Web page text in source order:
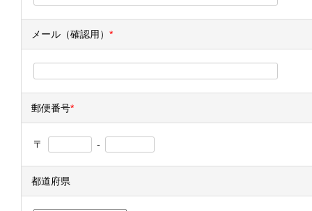
メール（確認用） *
郵便番号*
〒 -
都道府県